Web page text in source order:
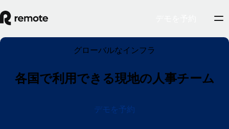
グローバルなインフラ
各国で利用できる現地の人事チーム
デモを予約